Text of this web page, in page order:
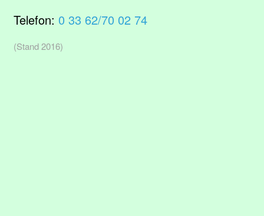
Telefon: 0 33 62/70 02 74
(Stand 2016)